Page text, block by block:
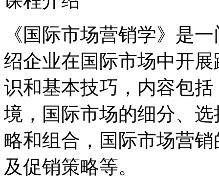
《国际市场营销学》是
绍企业在国际市场中开
识和基本技巧，内容包
境，国际市场的细分、
略和组合，国际市场营
及促销策略等。